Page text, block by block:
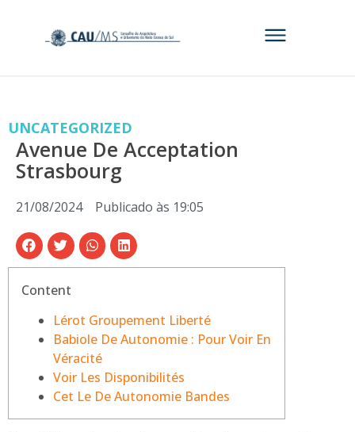
UNCATEGORIZED
Avenue De Acceptation
Strasbourg
21/08/2024 Publicado às 19:05
Content
Lérot Groupement Liberté
Babiole De Autonomie : Pour Voir En
Véracité
Voir Les Disponibilités
Cet Le De Autonomie Bandes